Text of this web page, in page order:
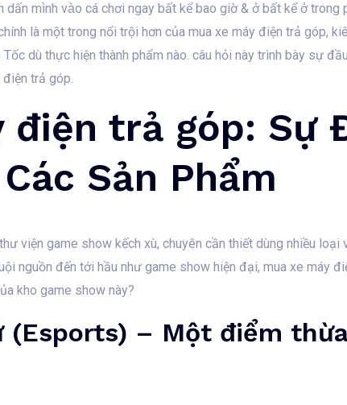
dấn mình vào cá chơi ngay bất kể bao giờ & ở bất kể ở
là một trong nổi trội hơn của mua xe máy điện trả góp,
dù thực hiện thành phẩm nào. câu hỏi này trình bày sự
điện trả góp.
điện trả góp: Sự
Sản Phẩm
viện game show kếch xù, chuyên cần thiết dùng nhiều loại
nguồn đến tới hầu như game show hiện đại, mua xe máy
kho game show này?
(Esports) – Một điểm